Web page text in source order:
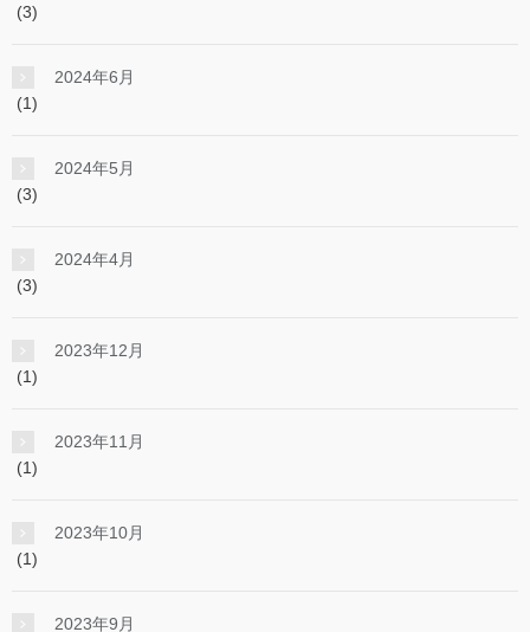
(3)
2024年6月
(1)
2024年5月
(3)
2024年4月
(3)
2023年12月
(1)
2023年11月
(1)
2023年10月
(1)
2023年9月